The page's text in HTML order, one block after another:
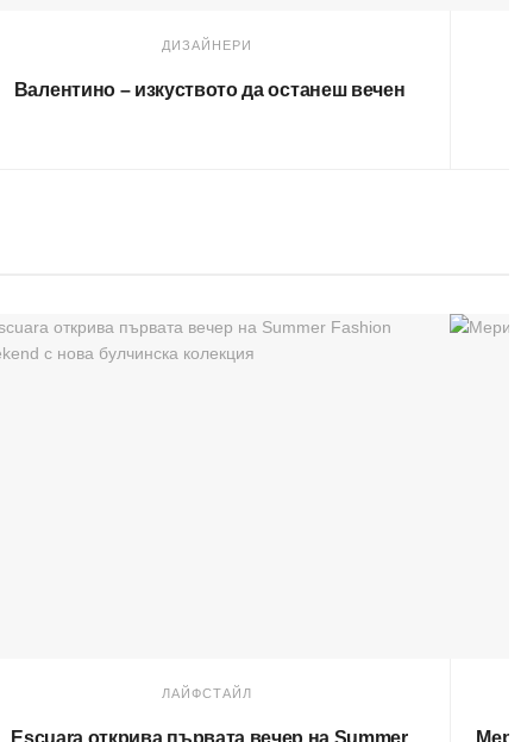
ДИЗАЙНЕРИ
Валентино – изкуството да останеш вечен
ЛАЙФСТАЙЛ
Escuara открива първата вечер на Summer